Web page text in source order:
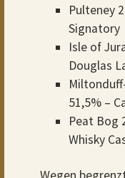
Pulteney
Signatory
Isle of
Douglas
51,5% –
Peat Bog
Whisky